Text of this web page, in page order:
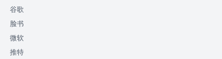
谷歌
脸书
微软
推特